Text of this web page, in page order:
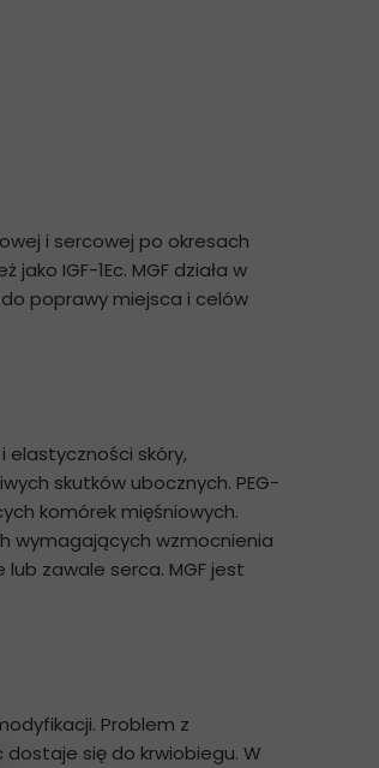
i sercowej po okresach
IGF-1Ec. MGF działa w
poprawy miejsca i celów
elastyczności skóry,
skutków ubocznych. PEG-
komórek mięśniowych.
wymagających wzmocnienia
zawale serca. MGF jest
Problem z
się do krwiobiegu. W